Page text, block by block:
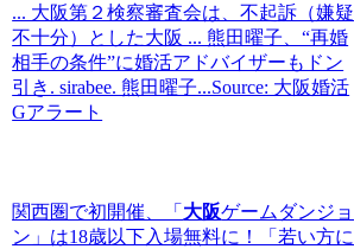
... 大阪第２検察審査会は、不起訴（嫌疑
不十分）とした大阪 ... 熊田曜子、“再婚
相手の条件”に婚活アドバイザーもドン
引き. sirabee. 熊田曜子...Source: 大阪婚活
Gアラート
関西圏で初開催、「 大阪ゲームダンジョ
ン」は18歳以下入場無料に！「若い方に